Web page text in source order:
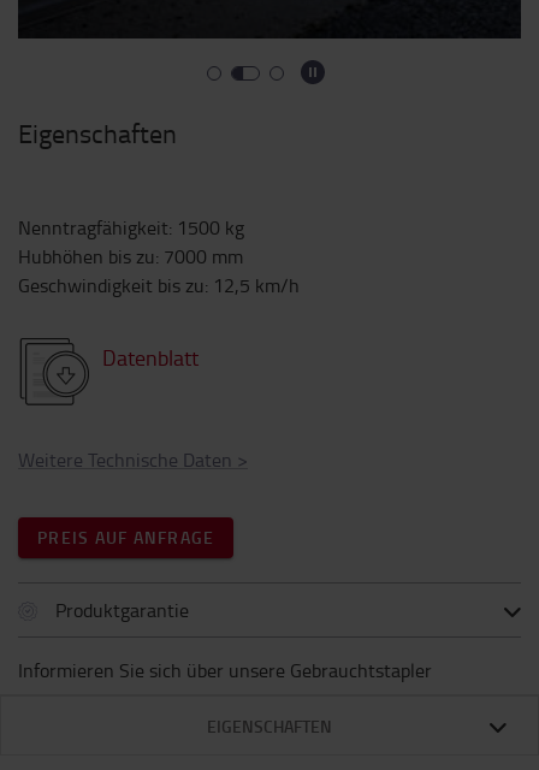
Eigenschaften
Nenntragfähigkeit: 1500 kg
Hubhöhen bis zu: 7000 mm
Geschwindigkeit bis zu: 12,5 km/h
Datenblatt
Weitere Technische Daten >
PREIS AUF ANFRAGE
Produktgarantie
Informieren Sie sich über unsere Gebrauchtstapler
EIGENSCHAFTEN